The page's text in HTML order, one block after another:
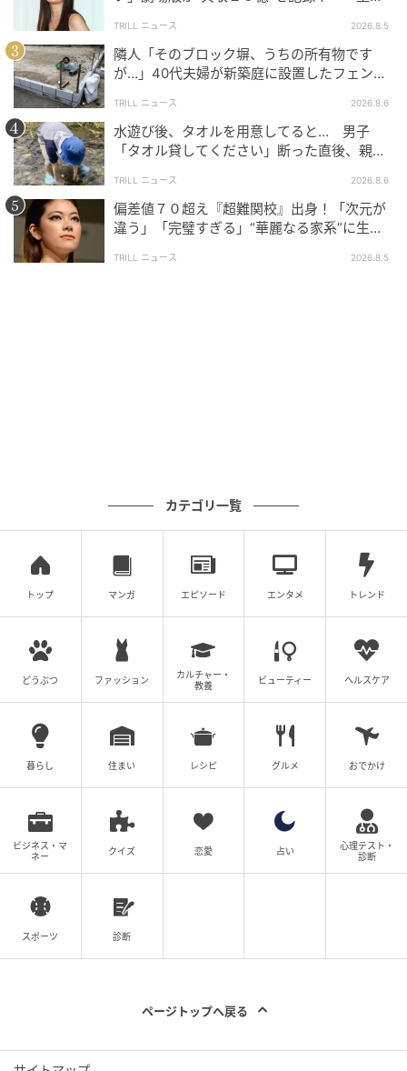
ひがしなおこ◯歌人、作家。広島県生まれ。1996年に
第7回歌壇賞、2016年には小説『いとの森の家』（ポ
プラ社）で坪田譲治文学賞を受賞する。歌集『春原さ
んのリコーダー』（ちくま文庫）、小説『ひとっこひ
とり』（双葉社）、エッセイ集『魚を抱いて 私の中の
映画とドラマ 』（春陽堂書店）など著書多数。最新刊
は掌編『フランネルの紐』（河出書房新社）。
文＝東 直子 編集＝吉岡博恵
TRILL ニュース 2026.8.5
隣人「そのブロック塀、うちの所有物です
が…」40代夫婦が新築庭に設置したフェン
TRILL ニュース 2026.8.6
水遊び後、タオルを用意してると… 男子
「タオル貸してください」断った直後、親が
TRILL ニュース 2026.8.6
偏差値７０超え『超難関校』出身！「次元が
違う」「完璧すぎる」“華麗なる家系”に生ま
TRILL ニュース 2026.8.5
カテゴリ一覧
トップ マンガ エピソード エンタメ トレンド
どうぶつ ファッション
カルチャー・
教養
ビューティー ヘルスケア
暮らし 住まい レシピ グルメ おでかけ
ビジネス・マ
ネー
クイズ 恋愛 占い
心理テスト・
診断
スポーツ 診断
ページトップへ戻る